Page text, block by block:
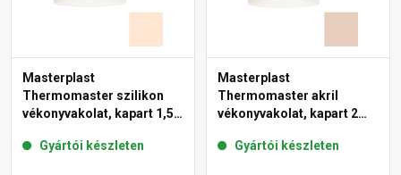
Masterplast
Thermomaster szilikon
vékonyvakolat, kapart 1,5
Gyártói készleten
Masterplast
Thermomaster akril
vékonyvakolat, kapart 2
Gyártói készleten